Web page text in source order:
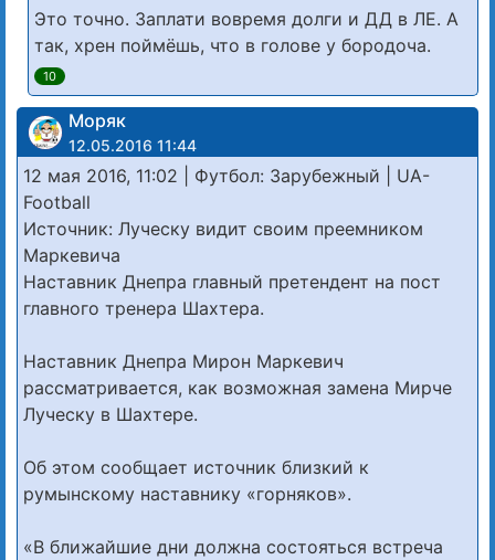
Это точно. Заплати вовремя долги и ДД в ЛЕ. А
так, хрен поймёшь, что в голове у бородоча.
10
Моряк
12.05.2016 11:44
12 мая 2016, 11:02 | Футбол: Зарубежный | UA-
Football
Источник: Луческу видит своим преемником
Маркевича
Наставник Днепра главный претендент на пост
главного тренера Шахтера.
Наставник Днепра Мирон Маркевич
рассматривается, как возможная замена Мирче
Луческу в Шахтере.
Об этом сообщает источник близкий к
румынскому наставнику «горняков».
«В ближайшие дни должна состояться встреча